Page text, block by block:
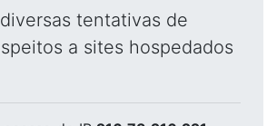
tentativas de
a sites hospedados